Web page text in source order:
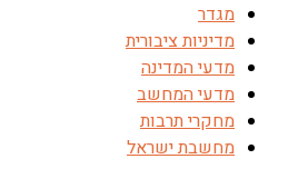
מגדר
מדיניות ציבורית
מדעי המדינה
מדעי המחשב
מחקרי תרבות
מחשבת ישראל